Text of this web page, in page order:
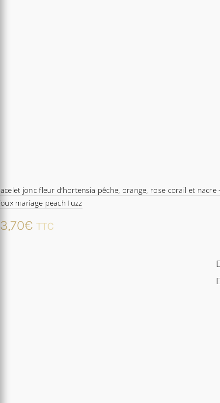
jonc fleur d’hortensia pêche, orange, rose corail et nacre
mariage peach fuzz
€ TTC